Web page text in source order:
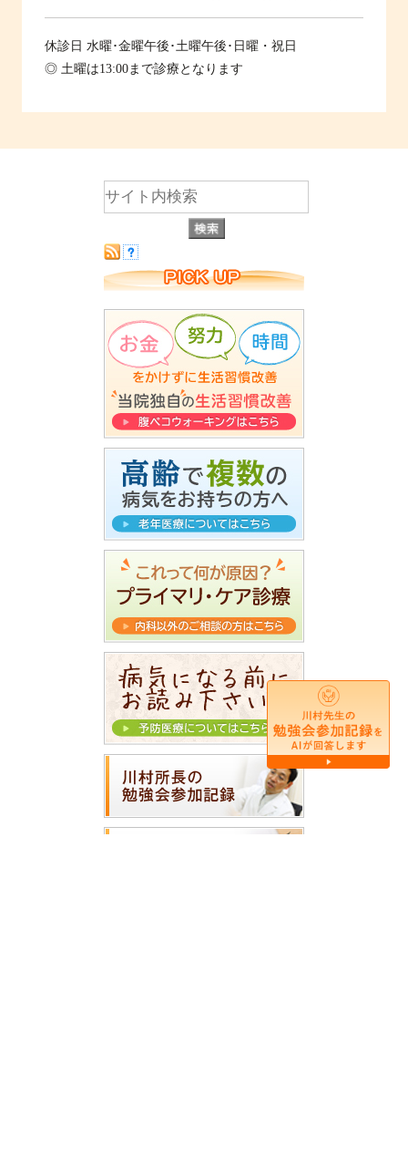
休診日 水曜･金曜午後･土曜午後･日曜・祝日
◎ 土曜は13:00まで診療となります